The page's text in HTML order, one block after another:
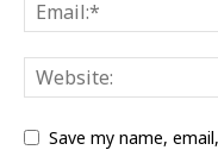
Save my name,